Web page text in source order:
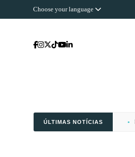
Choose your language
ÚLTIMAS NOTÍCIAS